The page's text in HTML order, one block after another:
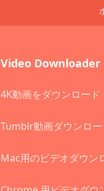
Video Downloader
4K動画をダウンロード
Tumblr動画ダウンロー
Mac用のビデオダウン